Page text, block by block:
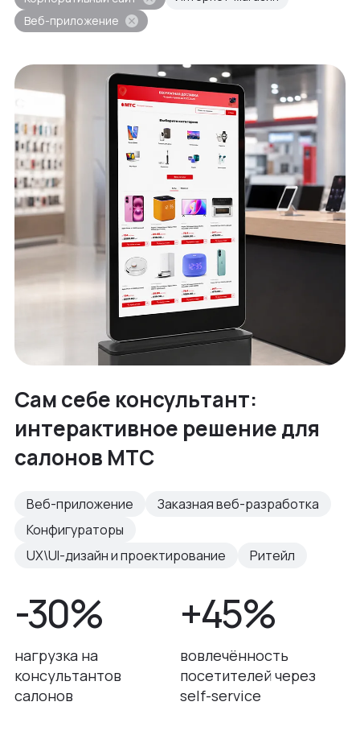
Веб-приложение
Сам себе консультант:
интерактивное решение для
салонов МТС
Веб-приложение
Заказная веб-разработка
Конфигураторы
UX\UI-дизайн и проектирование
Ритейл
-30%
нагрузка на
консультантов
салонов
+45%
вовлечённость
посетителей через
self-service